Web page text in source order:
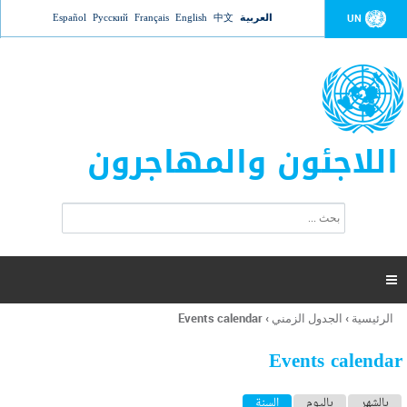
Jump to navigation UN العربية 中文
English
Français
Русский
Español
اللاجئون والمهاجرون
ت
ر
ل
ح
ب

أنت
هنا
الرئيسية › الجدول الزمني ›
Events calendar
Events calendar